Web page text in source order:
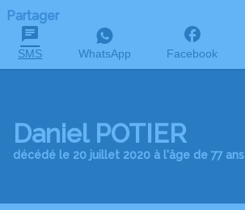
Partager
SMS WhatsApp Facebook
Daniel POTIER
décédé le 20 juillet 2020 à l'âge de 77 ans